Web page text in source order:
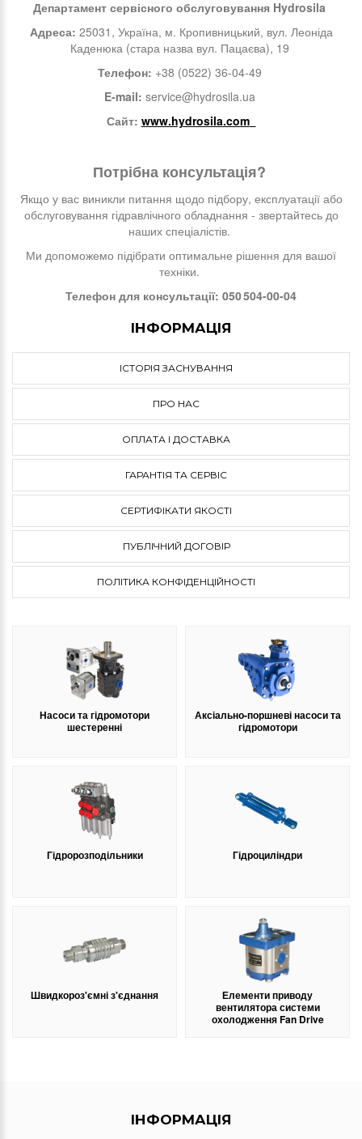
Департамент сервісного обслуговування Hydrosila
Адреса: 25031, Україна, м. Кропивницький, вул. Леоніда
Каденюка (стара назва вул. Пацаєва), 19
Телефон: +38 (0522) 36-04-49
E-mail: service@hydrosila.ua
Сайт: www.hydrosila.com
Потрібна консультація?
Якщо у вас виникли питання щодо підбору, експлуатації або
обслуговування гідравлічного обладнання - звертайтесь до
наших спеціалістів.
Ми допоможемо підібрати оптимальне рішення для вашої
техніки.
Телефон для консультації: 050 504-00-04
ІНФОРМАЦІЯ
ІСТОРІЯ ЗАСНУВАННЯ
ПРО НАС
ОПЛАТА І ДОСТАВКА
ГАРАНТІЯ ТА СЕРВІС
СЕРТИФІКАТИ ЯКОСТІ
ПУБЛІЧНИЙ ДОГОВІР
ПОЛІТИКА КОНФІДЕНЦІЙНОСТІ
Насоси та гідромотори
шестеренні
Аксіально-поршневі насоси та
гідромотори
Гідророзподільники Гідроциліндри
Швидкороз'ємні з'єднання
Елементи приводу
вентилятора системи
охолодження Fan Drive
ІНФОРМАЦІЯ